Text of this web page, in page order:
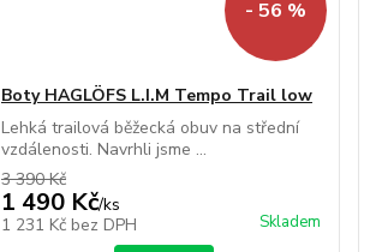
- 56 %
Boty HAGLÖFS L.I.M Tempo Trail low
Lehká trailová běžecká obuv na střední
vzdálenosti. Navrhli jsme ...
3 390 Kč
1 490 Kč/ks
1 231 Kč bez DPH Skladem